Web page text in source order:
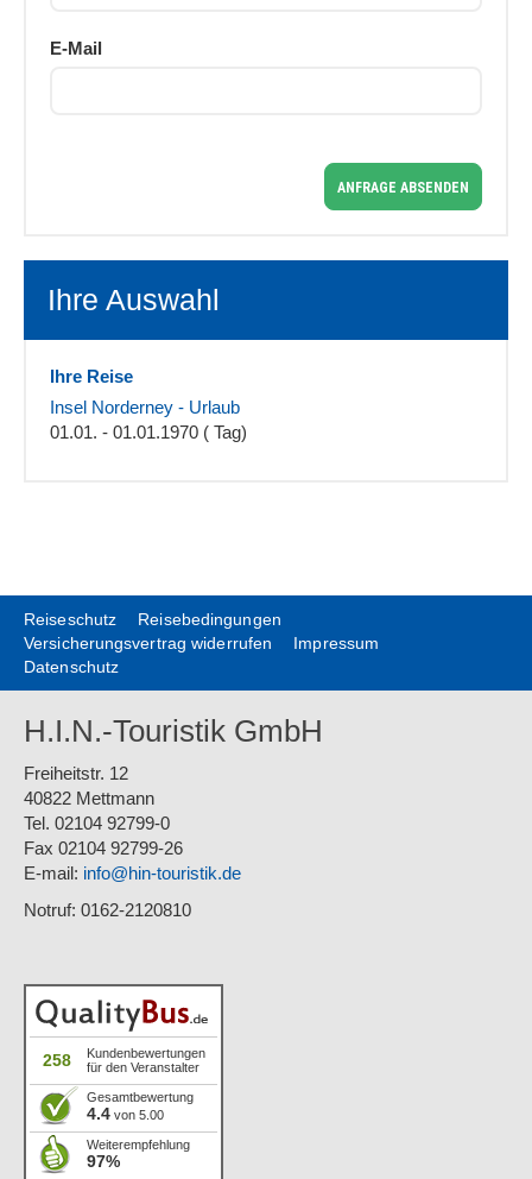
E-Mail
ANFRAGE ABSENDEN
Ihre Auswahl
Ihre Reise
Insel Norderney - Urlaub
01.01. - 01.01.1970 ( Tag)
Reiseschutz
Reisebedingungen
Versicherungsvertrag widerrufen
Impressum
Datenschutz
H.I.N.-Touristik GmbH
Freiheitstr. 12
40822 Mettmann
Tel. 02104 92799-0
Fax 02104 92799-26
E-mail: info@hin-touristik.de
Notruf: 0162-2120810
258
Kundenbewertungen
für den Veranstalter
Gesamtbewertung
4.4 von 5.00
Weiterempfehlung
97%